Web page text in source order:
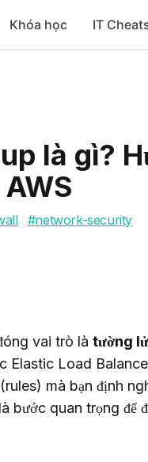
Khóa học IT
là gì?
#network-security
vai trò là tường
Elastic Load
mà bạn định
bước quan trọng để